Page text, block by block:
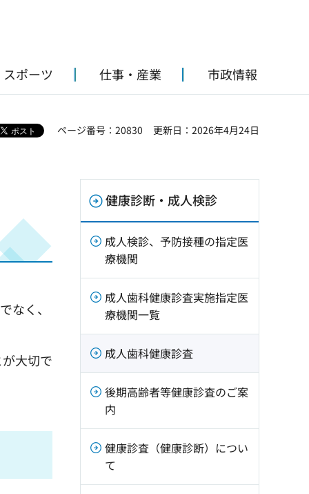
ポーツ 仕事・産業 市政情報
ページ番号：20830 更新日：2026年4月24日
なく、
大切で
健康診断・成人検診
成人検診、予防接種の指定医
療機関
成人歯科健康診査実施指定医
療機関一覧
成人歯科健康診査
後期高齢者等健康診査のご案
内
健康診査（健康診断）につい
て